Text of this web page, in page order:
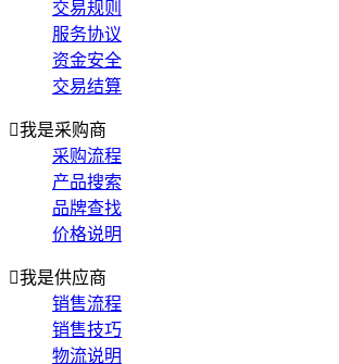
交易规则
服务协议
资金安全
交易结算
我是采购商
采购流程
产品搜索
品牌查找
价格说明
我是供应商
销售流程
销售技巧
物流说明